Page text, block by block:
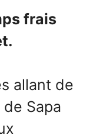
frais
allant de
de Sapa